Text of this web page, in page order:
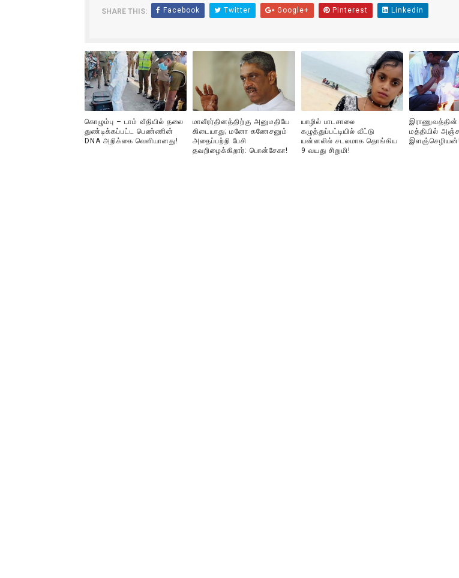
01/11/2021 Scotland ல் நடைபெறும் கண்டனப் போராட்டத்திற்கு
SHARE THIS: Facebook Twitter Google+ Pinterest Linkedin
கொழும்பு – டாம் வீதியில் தலை
துண்டிக்கப்பட்ட பெண்ணின்
DNA அறிக்கை வௌியானது!
மாவீரர்தினத்திற்கு அனுமதியே
கிடையாது; மனோ கணேசனும்
அதைப்பற்றி பேசி
தவறிழைக்கிறார்: பொன்சேகா!
யாழில் பாடசாலை
கழுத்துப்பட்டியில் வீட்டு
யன்னலில் சடலமாக தொங்கிய
9 வயது சிறுமி!
மத்தியில்
இளஞ்செழியன்!